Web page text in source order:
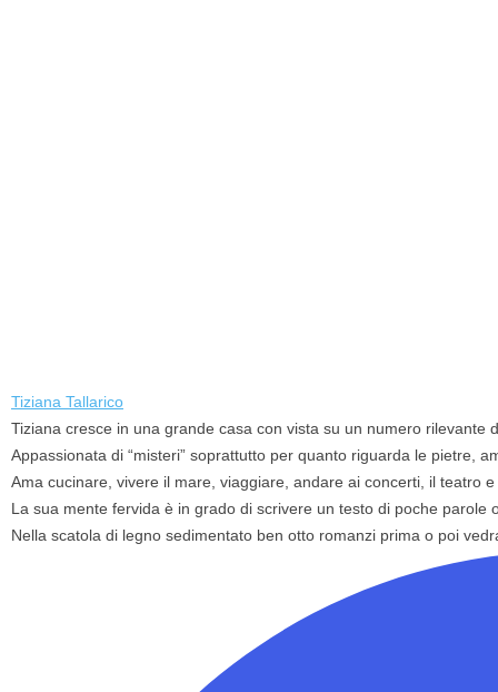
Tiziana Tallarico
Tiziana cresce in una grande casa con vista su un numero
Appassionata di “misteri” soprattutto per quanto riguarda le pietre,
Ama cucinare, vivere il mare, viaggiare, andare ai concerti, il teatro
La sua mente fervida è in grado di scrivere un testo di poche parole
Nella scatola di legno sedimentato ben otto romanzi prima o poi